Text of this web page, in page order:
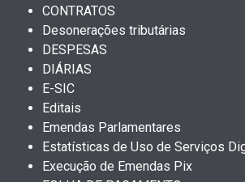
CONTRATOS
Desonerações tributárias
DESPESAS
DIÁRIAS
E-SIC
Editais
Emendas Parlamentares
Estatísticas de Uso de Serviços
Execução de Emendas Pix